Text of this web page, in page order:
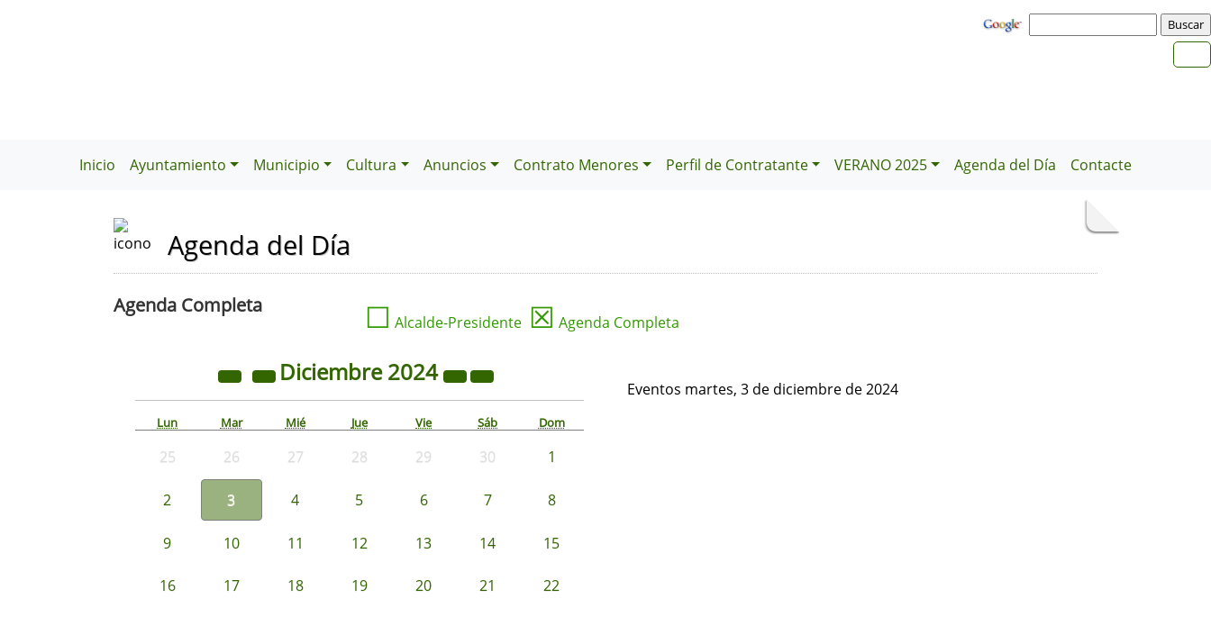
Inicio Ayuntamiento Municipio Cultura Anuncios Contrato Menores Perfil de Contratante VERANO 2025 Agenda del Día Contacte
Agenda del Día
Agenda Completa ☐ Alcalde-Presidente ☒ Agenda Completa
Diciembre2024
Lun Mar Mié Jue Vie Sáb Dom
25 26 27 28 29 30 1
2 3 4 5 6 7 8
9 10 11 12 13 14 15
16 17 18 19 20 21 22
Eventos martes, 3 de diciembre de 2024